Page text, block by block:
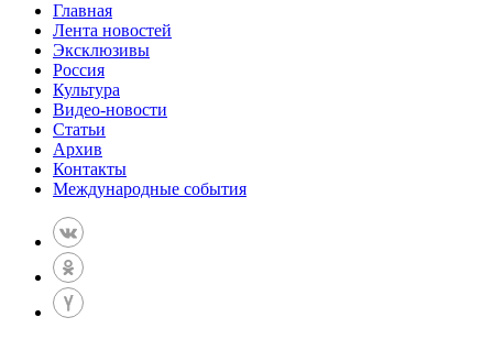
Главная
Лента новостей
Эксклюзивы
Россия
Культура
Видео-новости
Статьи
Архив
Контакты
Международные события